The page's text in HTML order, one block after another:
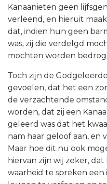
Kanaänieten geen
verleend, en hieruit
dat, indien hun geen
was, zij die verdelgd
mochten worden
Toch zijn de
gevoelen, dat het een
de verzachtende
worden, dat zij een
geleerd was dat het
nam haar geloof aan, en
Maar hoe dit nu ook
hiervan zijn wij zeker,
waarheid te spreken een